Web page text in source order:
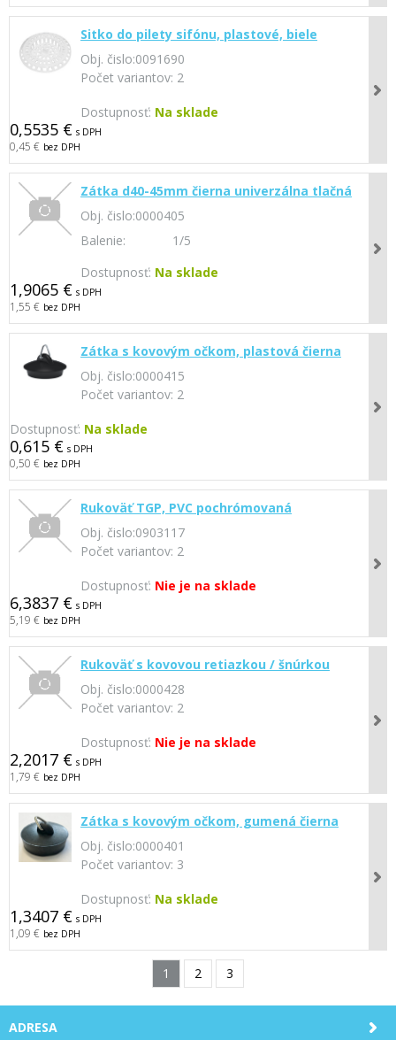
Sitko do pilety sifónu, plastové, biele
Obj. čislo:0091690
Počet variantov: 2
Dostupnosť: Na sklade
0,5535 € s DPH
0,45 € bez DPH
Zátka d40-45mm čierna univerzálna tlačná
Obj. čislo:0000405
Balenie:
1/5
Dostupnosť: Na sklade
1,9065 € s DPH
1,55 € bez DPH
Zátka s kovovým očkom, plastová čierna
Obj. čislo:0000415
Počet variantov: 2
Dostupnosť: Na sklade
0,615 € s DPH
0,50 € bez DPH
Rukoväť TGP, PVC pochrómovaná
Obj. čislo:0903117
Počet variantov: 2
Dostupnosť: Nie je na sklade
6,3837 € s DPH
5,19 € bez DPH
Rukoväť s kovovou retiazkou / šnúrkou
Obj. čislo:0000428
Počet variantov: 2
Dostupnosť: Nie je na sklade
2,2017 € s DPH
1,79 € bez DPH
Zátka s kovovým očkom, gumená čierna
Obj. čislo:0000401
Počet variantov: 3
Dostupnosť: Na sklade
1,3407 € s DPH
1,09 € bez DPH
1 2 3
ADRESA